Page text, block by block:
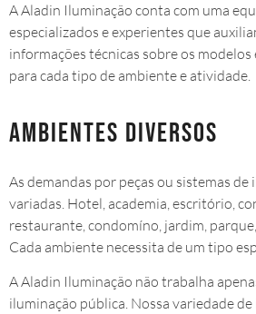
A Aladin Iluminação conta com uma
especializados e experientes que
informações técnicas sobre os
para cada tipo de ambiente e atividade.
Ambientes diversos
As demandas por peças ou sistemas
variadas. Hotel, academia, escritório,
restaurante, condomíno, jardim,
Cada ambiente necessita de um tipo
A Aladin Iluminação não trabalha
iluminação pública. Nossa variedade